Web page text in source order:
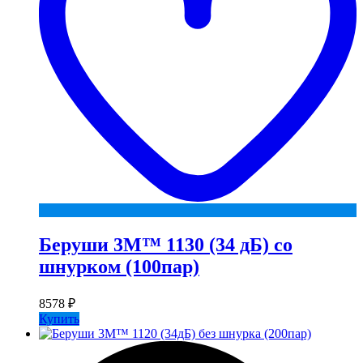
Беруши 3М™ 1130 (34 дБ) со
шнурком (100пар)
8578 ₽
Купить